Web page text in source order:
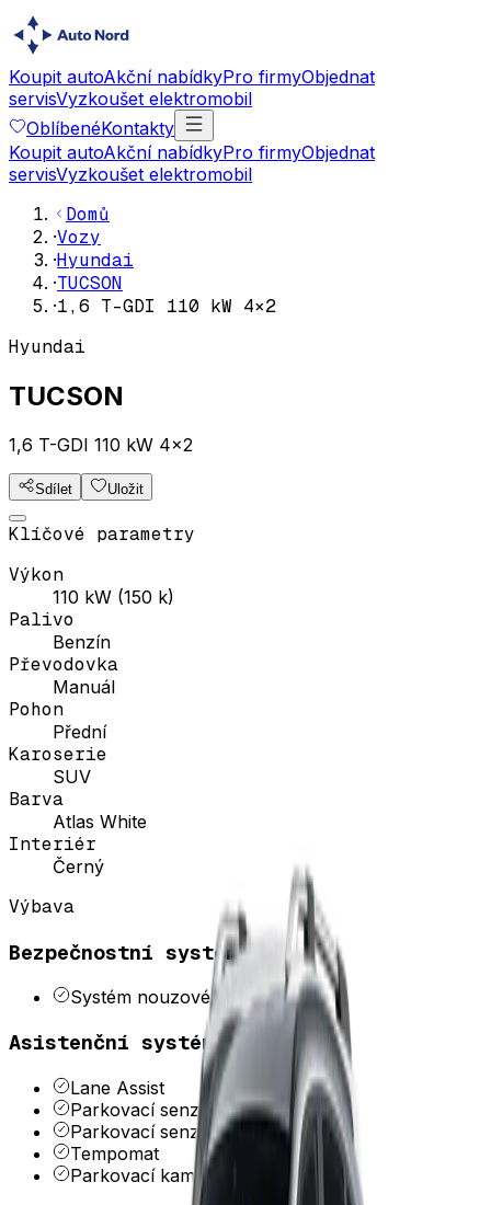
Koupit autoAkční nabídkyPro firmyObjednat
servisVyzkoušet elektromobil
OblíbenéKontakty
Koupit autoAkční nabídkyPro firmyObjednat
servisVyzkoušet elektromobil
Domů
·Vozy
·Hyundai
·TUCSON
·1,6 T-GDI 110 kW 4×2
Hyundai
TUCSON
1,6 T-GDI 110 kW 4×2
Sdílet Uložit
Klíčové parametry
Výkon
110 kW (150 k)
Palivo
Benzín
Převodovka
Manuál
Pohon
Přední
Karoserie
SUV
Barva
Atlas White
Interiér
Černý
Výbava
Bezpečnostní systémy
Systém nouzového zastavení
Asistenční systémy
Lane Assist
Parkovací senzory přední
Parkovací senzory zadní
Tempomat
Parkovací kamera